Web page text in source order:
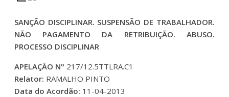
SANÇÃO DISCIPLINAR. SUSPENSÃO DE TRABALHADOR.
NÃO PAGAMENTO DA RETRIBUIÇÃO. ABUSO.
PROCESSO DISCIPLINAR
APELAÇÃO Nº 217/12.5TTLRA.C1
Relator: RAMALHO PINTO
Data do Acordão: 11-04-2013